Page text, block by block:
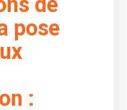
pose
: